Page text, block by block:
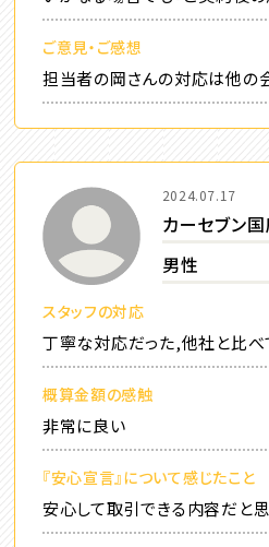
ご意見・ご感想
担当者の岡さんの対応は他の
2024.07.17
カーセブン
男性
スタッフの対応
丁寧な対応だった,他社と比べ
概算金額の感触
非常に良い
『安心宣言』について感じたこと
安心して取引できる内容だと